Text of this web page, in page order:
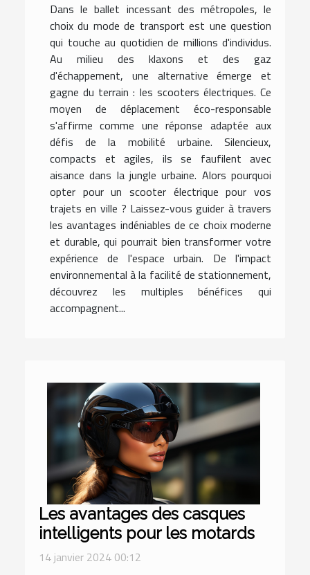
Dans le ballet incessant des métropoles, le
choix du mode de transport est une question
qui touche au quotidien de millions d'individus.
Au milieu des klaxons et des gaz
d'échappement, une alternative émerge et
gagne du terrain : les scooters électriques. Ce
moyen de déplacement éco-responsable
s'affirme comme une réponse adaptée aux
défis de la mobilité urbaine. Silencieux,
compacts et agiles, ils se faufilent avec
aisance dans la jungle urbaine. Alors pourquoi
opter pour un scooter électrique pour vos
trajets en ville ? Laissez-vous guider à travers
les avantages indéniables de ce choix moderne
et durable, qui pourrait bien transformer votre
expérience de l'espace urbain. De l'impact
environnemental à la facilité de stationnement,
découvrez les multiples bénéfices qui
accompagnent...
Les avantages des casques
intelligents pour les motards
14 janvier 2024 00:12